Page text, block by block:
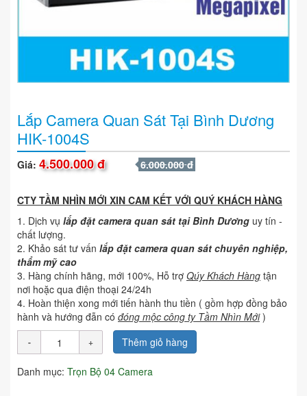
Lắp Camera Quan Sát Tại Bình Dương
HIK-1004S
Giá: 4.500.000 đ 6.000.000 đ
CTY TẦM NHÌN MỚI XIN CAM KẾT VỚI QUÝ KHÁCH HÀNG
Dịch vụ lắp đặt camera quan sát tại Bình Dương uy tín -
chất lượng.
Khảo sát tư vấn lắp đặt camera quan sát chuyên nghiệp,
thẩm mỹ cao
Hàng chính hãng, mới 100%, Hỗ trợ Qúy Khách Hàng tận
nơi hoặc qua điện thoại 24/24h
Hoàn thiện xong mới tiến hành thu tiền ( gồm hợp đồng bảo
hành và hướng đẫn có đóng mộc công ty Tầm Nhìn Mới)
Thêm giỏ hàng
Danh mục: Trọn Bộ 04 Camera